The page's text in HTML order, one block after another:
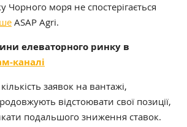
моря не спостерігається
ASAP Agri.
елеваторного ринку в
каналі
заявок на вантажі,
відстоювати свої позиції,
подальшого зниження ставок.